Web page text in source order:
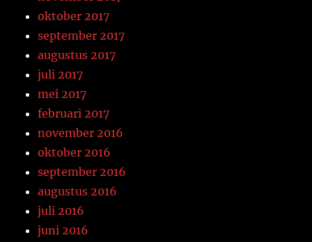
oktober 2017
september 2017
augustus 2017
juli 2017
mei 2017
februari 2017
november 2016
oktober 2016
september 2016
augustus 2016
juli 2016
juni 2016